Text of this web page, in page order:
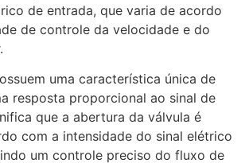
de entrada, que varia de acordo
de controle da velocidade e do
uma característica única de
resposta proporcional ao sinal de
que a abertura da válvula é
com a intensidade do sinal elétrico
um controle preciso do fluxo de